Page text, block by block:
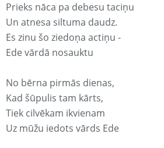
Prieks nāca pa debesu taciņu
Un atnesa siltuma daudz.
Es zinu šo ziedoņa actiņu -
Ede vārdā nosauktu
No bērna pirmās dienas,
Kad šūpulis tam kārts,
Tiek cilvēkam ikvienam
Uz mūžu iedots vārds Ede